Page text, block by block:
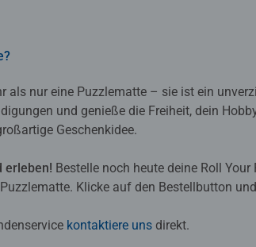
als nur eine Puzzlematte – sie ist ein
und genieße die Freiheit, dein
Geschenkidee.
erleben! Bestelle noch heute deine Roll
Klicke auf den Bestellbutton
kontaktiere uns direkt.